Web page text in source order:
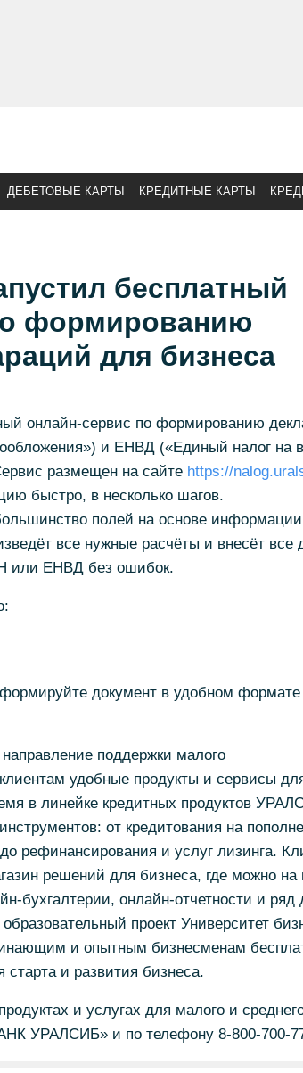
ДЕБЕТОВЫЕ КАРТЫ КРЕДИТНЫЕ КАРТЫ
бесплатный
формированию
для бизнеса
онлайн-сервис по формированию
и ЕНВД («Единый налог на
размещен на сайте https://
быстро, в несколько шагов.
полей на основе
все нужные расчёты и внесёт все
или ЕНВД без ошибок.
документ в удобном
поддержки малого
удобные продукты и сервисы
в линейке кредитных продуктов
от кредитования на
рефинансирования и услуг лизинга.
решений для бизнеса, где можно на
бухгалтерии, онлайн-отчетности и ряд
проект Университет
и опытным бизнесменам
и развития бизнеса.
и услугах для малого и
УРАЛСИБ» и по телефону 8-800-700-